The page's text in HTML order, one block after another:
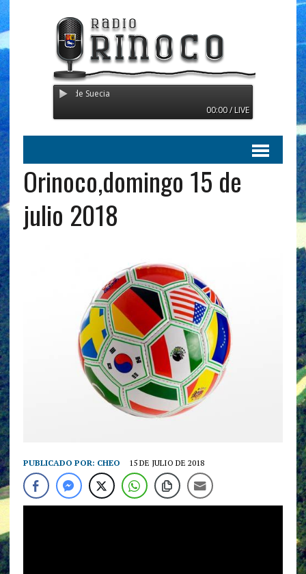
desde Suecia
00:00 / LIVE
Orinoco,domingo 15 de
julio 2018
PUBLICADO POR: CHEO 15 DE JULIO DE 2018